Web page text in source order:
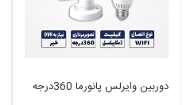
دوربین وایرلس پانورما 360درجه